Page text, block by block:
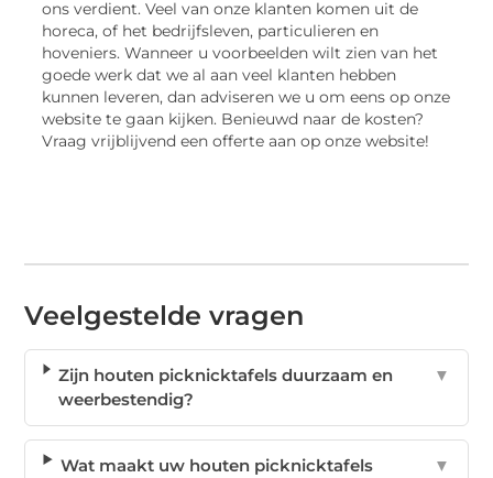
ons verdient. Veel van onze klanten komen uit de
horeca, of het bedrijfsleven, particulieren en
hoveniers. Wanneer u voorbeelden wilt zien van het
goede werk dat we al aan veel klanten hebben
kunnen leveren, dan adviseren we u om eens op onze
website te gaan kijken. Benieuwd naar de kosten?
Vraag vrijblijvend een offerte aan op onze website!
Veelgestelde vragen
Zijn houten picknicktafels duurzaam en
weerbestendig?
▼
Wat maakt uw houten picknicktafels
▼